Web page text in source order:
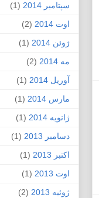
سپتامبر 2014
(1)
اوت 2014
(2)
ژوئن 2014
(1)
مه 2014
(2)
آوریل 2014
(1)
مارس 2014
(1)
ژانویه 2014
(1)
دسامبر 2013
(1)
اکتبر 2013
(1)
اوت 2013
(1)
ژوئیه 2013
(2)